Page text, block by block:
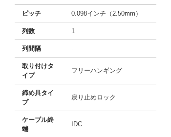
ピッチ 0.098インチ（2.50mm）
列数 1
列間隔 -
取り付けタ
イプ
フリーハンギング
締め具タイ
プ
戻り止めロック
ケーブル終
端
IDC